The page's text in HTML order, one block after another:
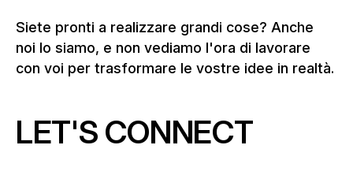
Siete pronti a realizzare grandi cose? Anche
noi lo siamo, e non vediamo l'ora di lavorare
con voi per trasformare le vostre idee in realtà.
LET'S CONNECT